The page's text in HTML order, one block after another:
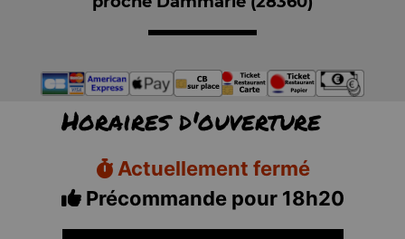
Horaires d'ouverture
Actuellement fermé
Précommande pour 18h20